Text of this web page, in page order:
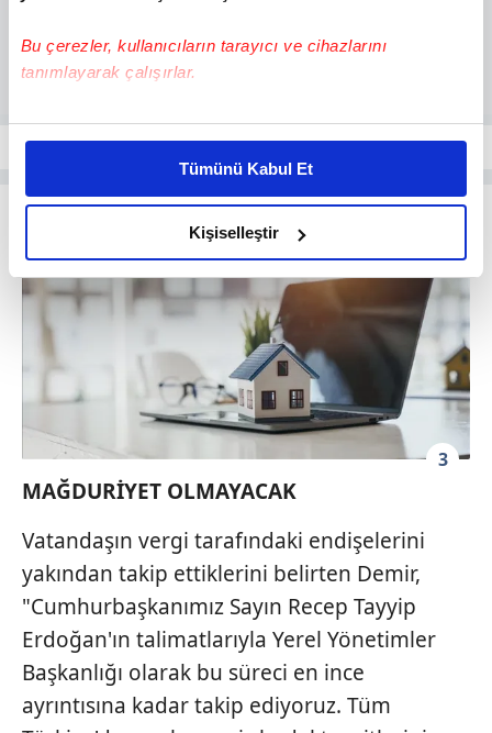
Bu çerezler, kullanıcıların tarayıcı ve cihazlarını
tanımlayarak çalışırlar.
Bu çerezlere izin vermeniz halinde sizlere özel
daha iyi reklam deneyimi yaşatabiliriz. Bunu yaparken
amacımızın size daha iyi bir reklam deneyimi sunmak
olduğunu ve sizlere en iyi içerikleri sunabilmek adına
elimizden gelen çabayı gösterdiğimizi ve bu noktada,
reklamların maliyetlerimizi karşılamak noktasında tek gelir
kalemimiz olduğunu sizlere hatırlatmak isteriz.
Her halükârda, kullanıcılar, bu çerezlere izin vermedikleri
takdirde, kullanıcılara hedefli reklamlar
gösterilmeyecektir."
Sitemizde kendimize ve üçüncü kişilere ait çerezler
verileriniz işlenmekte olup gerekli olan çerezler bilgi
toplumu hizmetlerinin sunulması amacıyla
kullanılmaktadır. Diğer çerezler, sitemizin daha işlevsel
kılınması ve kişiselleştirilmesi ve sizlere yönelik
reklam/pazarlama faaliyetlerinin yapılması, amaçlarıyla
sınırlı olarak açık rızanız dahilinde kullanılacaktır.
Tümünü Kabul Et
Kişiselleştir
3
MAĞDURİYET OLMAYACAK
Vatandaşın vergi tarafındaki endişelerini
yakından takip ettiklerini belirten Demir,
"Cumhurbaşkanımız Sayın Recep Tayyip
Erdoğan'ın talimatlarıyla Yerel Yönetimler
Başkanlığı olarak bu süreci en ince
ayrıntısına kadar takip ediyoruz. Tüm